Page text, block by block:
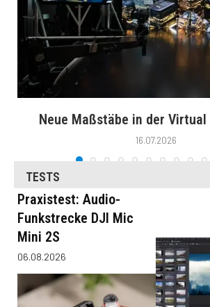
Neue Maßstäbe in der
16.07.2026
TESTS
Praxistest: Audio-
Funkstrecke DJI Mic
Mini 2S
06.08.2026